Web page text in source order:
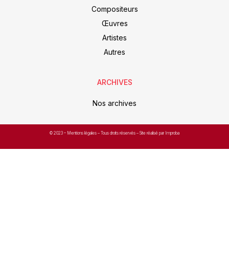
Compositeurs
Œuvres
Artistes
Autres
ARCHIVES
Nos archives
© 2023 – Mentions légales – Tous droits réservés – Site réalisé par Improba